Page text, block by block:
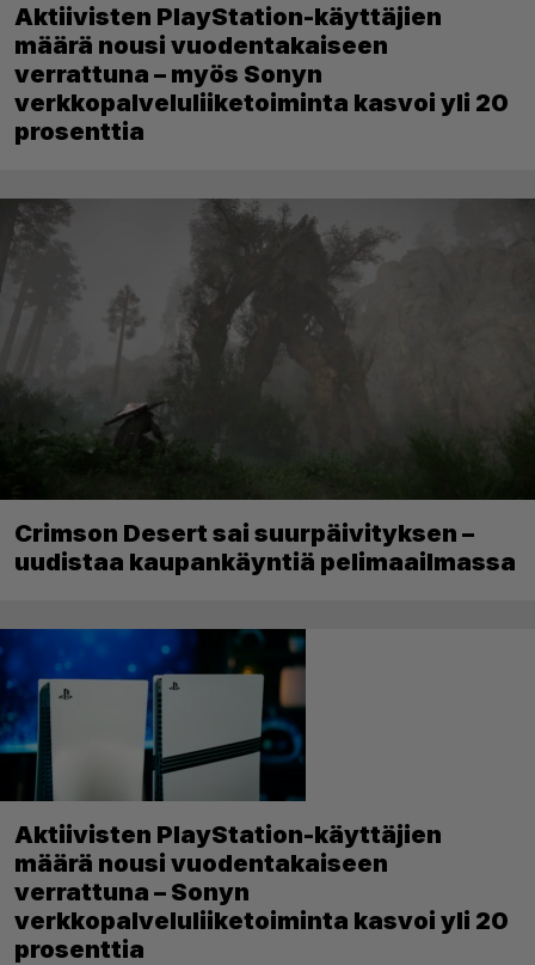
Aktiivisten PlayStation-käyttäjien
määrä nousi vuodentakaiseen
verrattuna – myös Sonyn
verkkopalveluliiketoiminta kasvoi yli 20
prosenttia
Crimson Desert sai suurpäivityksen –
uudistaa kaupankäyntiä pelimaailmassa
Aktiivisten PlayStation-käyttäjien
määrä nousi vuodentakaiseen
verrattuna – Sonyn
verkkopalveluliiketoiminta kasvoi yli 20
prosenttia